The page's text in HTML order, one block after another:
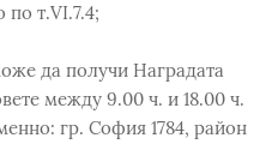
по т.VI.7.4;
да получи Наградата
между 9.00 ч. и 18.00 ч.
гр. София 1784, район